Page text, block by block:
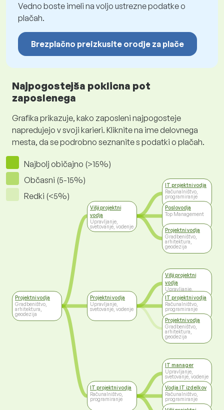
Vedno boste imeli na voljo ustrezne podatke o
plačah.
Brezplačno preizkusite orodje za plače
Najpogostejša poklicna pot
zaposlenega
Grafika prikazuje, kako zaposleni najpogosteje
napredujejo v svoji karieri. Kliknite na ime delovnega
mesta, da se podrobno seznanite s podatki o plačah.
Najbolj običajno (>15%)
Občasni (5-15%)
Redki (<5%)
Projektni vodja
Gradbeništvo,
arhitektura,
geodezija
Višji projektni
vodja
Upravljanje,
svetovanje, vodenje
Projektni vodja
Upravljanje,
svetovanje, vodenje
IT projektni vodja
Računalništvo,
programiranje
IT projektni vodja
Računalništvo,
programiranje
Poslovodja
Top Management
Projektni vodja
Gradbeništvo,
arhitektura,
geodezija
Višji projektni
vodja
Upravljanje,
svetovanje, vodenje
IT projektni vodja
Računalništvo,
programiranje
Projektni vodja
Gradbeništvo,
arhitektura,
geodezija
IT manager
Upravljanje,
svetovanje, vodenje
Vodja IT izdelkov
Računalništvo,
programiranje